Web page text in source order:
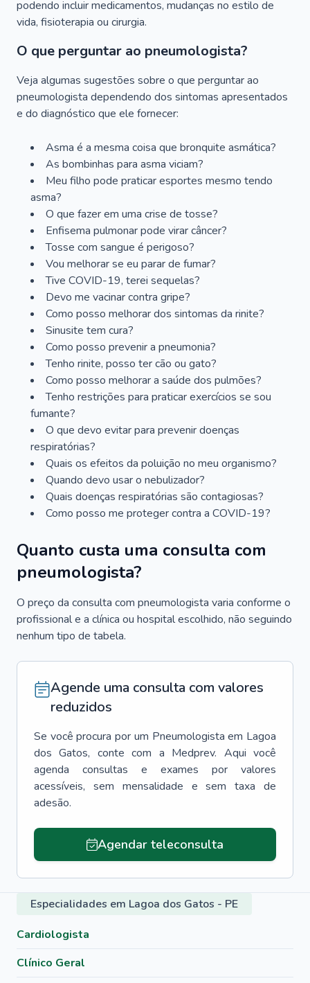
podendo incluir medicamentos, mudanças no estilo de
vida, fisioterapia ou cirurgia.
O que perguntar ao pneumologista?
Veja algumas sugestões sobre o que perguntar ao
pneumologista dependendo dos sintomas apresentados
e do diagnóstico que ele fornecer:
Asma é a mesma coisa que bronquite asmática?
As bombinhas para asma viciam?
Meu filho pode praticar esportes mesmo tendo
asma?
O que fazer em uma crise de tosse?
Enfisema pulmonar pode virar câncer?
Tosse com sangue é perigoso?
Vou melhorar se eu parar de fumar?
Tive COVID-19, terei sequelas?
Devo me vacinar contra gripe?
Como posso melhorar dos sintomas da rinite?
Sinusite tem cura?
Como posso prevenir a pneumonia?
Tenho rinite, posso ter cão ou gato?
Como posso melhorar a saúde dos pulmões?
Tenho restrições para praticar exercícios se sou
fumante?
O que devo evitar para prevenir doenças
respiratórias?
Quais os efeitos da poluição no meu organismo?
Quando devo usar o nebulizador?
Quais doenças respiratórias são contagiosas?
Como posso me proteger contra a COVID-19?
Quanto custa uma consulta com
pneumologista?
O preço da consulta com pneumologista varia conforme o
profissional e a clínica ou hospital escolhido, não seguindo
nenhum tipo de tabela.
Agende uma consulta com valores
reduzidos
Se você procura por um Pneumologista em Lagoa
dos Gatos, conte com a Medprev. Aqui você
agenda consultas e exames por valores
acessíveis, sem mensalidade e sem taxa de
adesão.
Agendar teleconsulta
Especialidades em Lagoa dos Gatos - PE
Cardiologista
Clínico Geral